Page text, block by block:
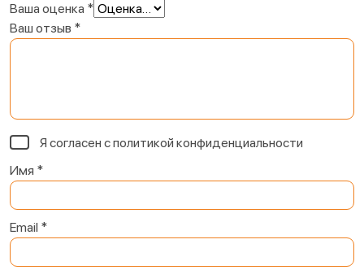
Ваша оценка *
Ваш отзыв *
Я согласен сполитикой конфиденциальности
Имя *
Email *